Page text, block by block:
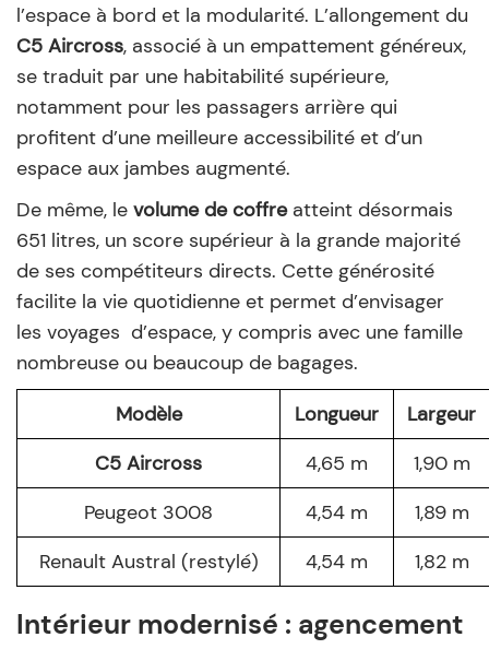
l’espace à bord et la modularité. L’allongement du
C5 Aircross, associé à un empattement généreux,
se traduit par une habitabilité supérieure,
notamment pour les passagers arrière qui
profitent d’une meilleure accessibilité et d’un
espace aux jambes augmenté.
De même, le volume de coffreatteint désormais
651 litres, un score supérieur à la grande majorité
de ses compétiteurs directs. Cette générosité
facilite la vie quotidienne et permet d’envisager
les voyages d’espace, y compris avec une famille
nombreuse ou beaucoup de bagages.
Modèle
Longueur
Largeur
C5 Aircross
4,65 m
1,90 m
Peugeot 3008
4,54 m
1,89 m
Renault Austral (restylé)
4,54 m 1,82 m
Intérieur modernisé : agencement